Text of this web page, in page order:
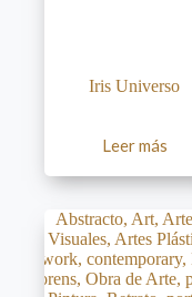
Iris Universo
Leer más